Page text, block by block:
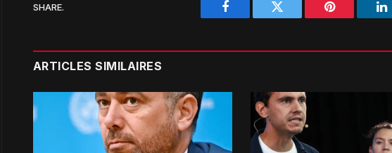
SHARE.
Facebook Twitter Pinterest
ARTICLES SIMILAIRES